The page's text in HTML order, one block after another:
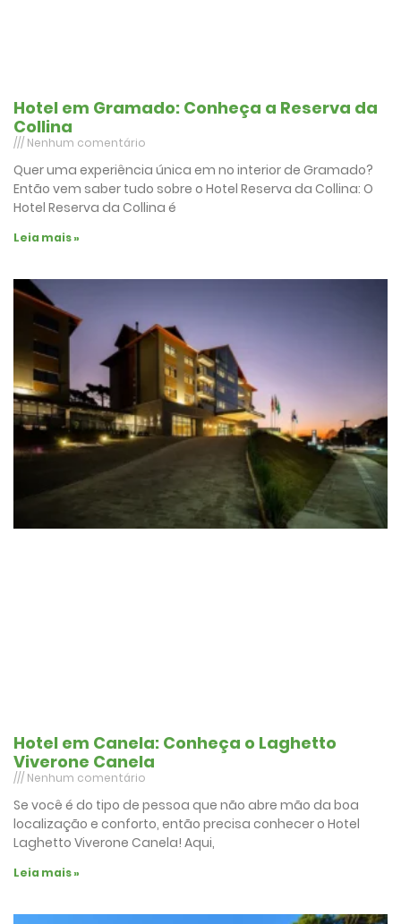
Hotel em Gramado: Conheça a Reserva da
Collina
Nenhum comentário
Quer uma experiência única em no interior de Gramado?
Então vem saber tudo sobre o Hotel Reserva da Collina: O
Hotel Reserva da Collina é
Leia mais »
Hotel em Canela: Conheça o Laghetto
Viverone Canela
Nenhum comentário
Se você é do tipo de pessoa que não abre mão da boa
localização e conforto, então precisa conhecer o Hotel
Laghetto Viverone Canela! Aqui,
Leia mais »